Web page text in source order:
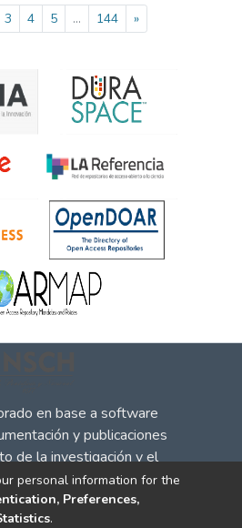
3 4 5 ... 144 »
en base a software
y publicaciones
de la investigación y el
de la competencia, la
al consumidor, para
social y académico.
personal information for the
Preferences,
.